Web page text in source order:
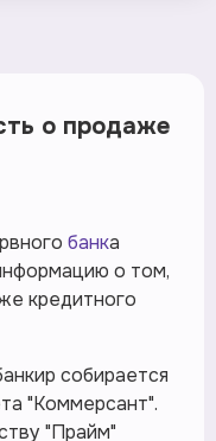
о продаже
банка
о том,
кредитного
собирается
"Коммерсант".
"Прайм"